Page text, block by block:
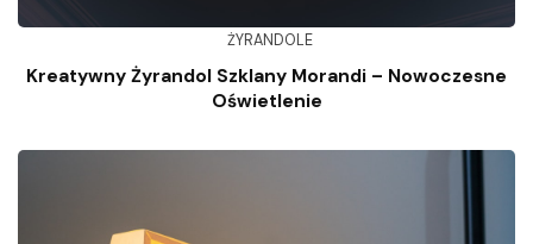
ŻYRANDOLE
Kreatywny Żyrandol Szklany Morandi – Nowoczesne
Oświetlenie